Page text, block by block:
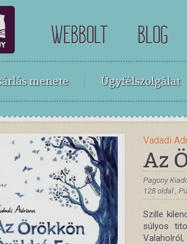
WEBBOLT BLOG
menete Ügyfélszolgálat
Vadadi
Az
Pagony
128 oldal ,
Szille
súlyos
Valaholról,